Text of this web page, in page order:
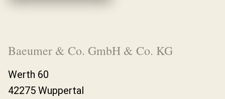
Baeumer & Co. GmbH & Co. KG
Werth 60
42275 Wuppertal